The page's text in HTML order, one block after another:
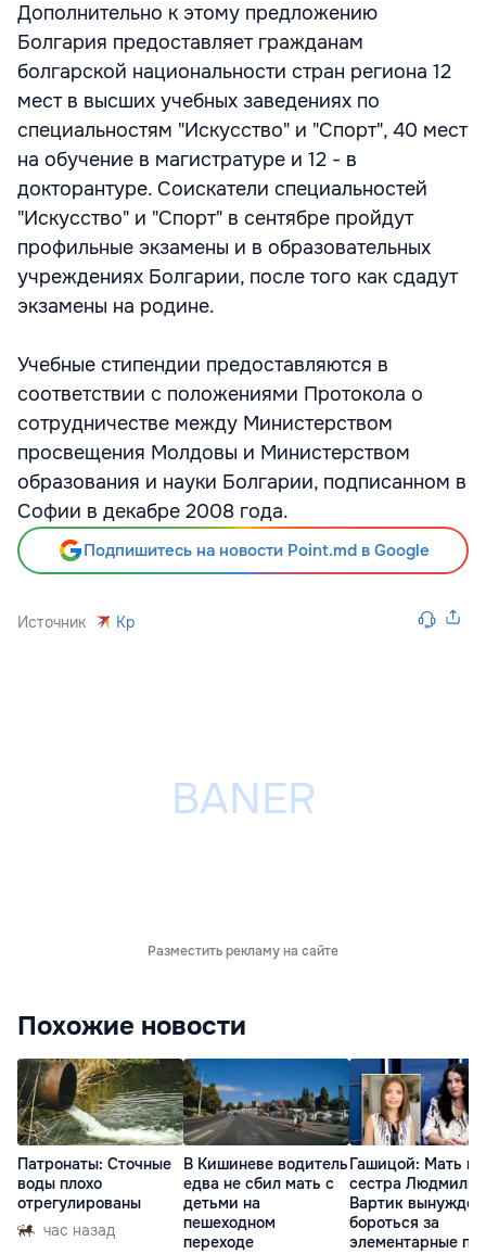
Дополнительно к этому предложению
Болгария предоставляет гражданам
болгарской национальности стран региона 12
мест в высших учебных заведениях по
специальностям "Искусство" и "Спорт", 40 мест
на обучение в магистратуре и 12 - в
докторантуре. Соискатели специальностей
"Искусство" и "Спорт" в сентябре пройдут
профильные экзамены и в образовательных
учреждениях Болгарии, после того как сдадут
экзамены на родине.
Учебные стипендии предоставляются в
соответствии с положениями Протокола о
сотрудничестве между Министерством
просвещения Молдовы и Министерством
образования и науки Болгарии, подписанном в
Софии в декабре 2008 года.
Подпишитесь на новости Point.md в Google
Источник Kp
Разместить рекламу на сайте
Похожие новости
Патронаты: Сточные
воды плохо
отрегулированы
час назад
В Кишиневе водитель
едва не сбил мать с
детьми на
пешеходном
переходе
Гашицой: Мать и
сестра Людмилы
Вартик
бороться за
элементарные